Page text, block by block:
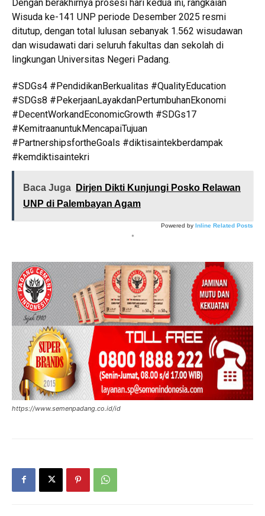
Dengan berakhirnya prosesi hari kedua ini, rangkaian
Wisuda ke-141 UNP periode Desember 2025 resmi
ditutup, dengan total lulusan sebanyak 1.562 wisudawan
dan wisudawati dari seluruh fakultas dan sekolah di
lingkungan Universitas Negeri Padang.
#SDGs4 #PendidikanBerkualitas #QualityEducation
#SDGs8 #PekerjaanLayakdanPertumbuhanEkonomi
#DecentWorkandEconomicGrowth #SDGs17
#KemitraanuntukMencapaiTujuan
#PartnershipsfortheGoals #diktisaintekberdampak
#kemdiktisaintekri
Baca Juga
Dirjen Dikti Kunjungi Posko Relawan
UNP di Palembayan Agam
Powered by Inline Related Posts
*
https://www.semenpadang.co.id/id